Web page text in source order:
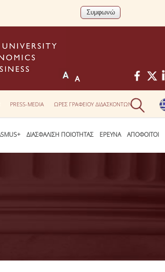
PRESS-MEDIA ΩΡΕΣ ΓΡΑΦΕΙΟΥ ΔΙΔΑΣΚΟΝΤΩΝ
ΔΙΑΣΦΑΛΙΣΗ ΠΟΙΟΤΗΤΑΣ ΕΡΕΥΝΑ ΑΠΟΦΟΙΤΟΙ